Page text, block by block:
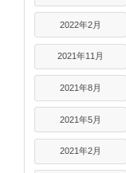
2022年2月
2021年11月
2021年8月
2021年5月
2021年2月